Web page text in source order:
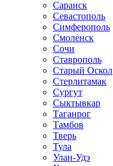
Саранск
Севастополь
Симферополь
Смоленск
Сочи
Ставрополь
Старый Оскол
Стерлитамак
Сургут
Сыктывкар
Таганрог
Тамбов
Тверь
Тула
Улан-Удэ